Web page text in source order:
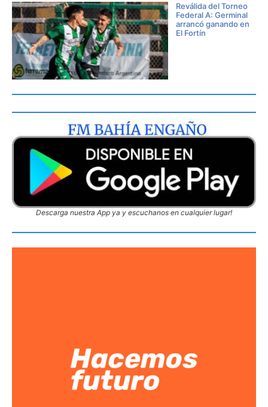
Reválida del Torneo
Federal A: Germinal
arrancó ganando en
El Fortín
Descarga nuestra App ya y escuchanos en cualquier lugar!